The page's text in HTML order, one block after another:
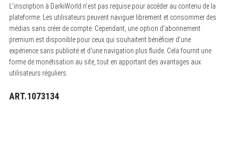
L’inscription à DarkiWorld n’est pas requise pour accéder au contenu de la
plateforme. Les utilisateurs peuvent naviguer librement et consommer des
médias sans créer de compte. Cependant, une option d’abonnement
premium est disponible pour ceux qui souhaitent bénéficier d’une
expérience sans publicité et d’une navigation plus fluide. Cela fournit une
forme de monétisation au site, tout en apportant des avantages aux
utilisateurs réguliers.
ART.1073134